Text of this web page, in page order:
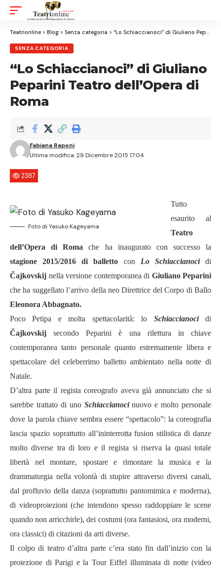
Resizer
Teatrionline > Blog > Senza categoria > “Lo Schiaccianoci” di Giuliano Peparini Teatro dell’Opera di Roma
SENZA CATEGORIA
“Lo Schiaccianoci” di Giuliano
Peparini Teatro dell’Opera di
Roma
Ultima modifica: 29 Dicembre 2015 17:04
Fabiana Raponi
2387
Foto di Yasuko Kageyama
Tutto
esaurito al
Teatro
dell’Opera di Roma che ha inaugurato con successo la
stagione 2015/2016 di balletto con Lo Schiaccianocidi
Čajkovskij nella versione contemporanea di Giuliano Peparini
che ha suggellato l’arrivo della neo Direttrice del Corpo di Ballo
Eleonora Abbagnato.
Poco Petipa e molta spettacolarità: lo Schiaccianocidi
Čajkovskij secondo Peparini è una rilettura in chiave
contemporanea tanto personale quanto estremamente libera e
spettacolare del celeberrimo balletto ambientato nella notte di
Natale.
D’altra parte il regista coreografo aveva già annunciato che si
sarebbe trattato di unoSchiaccianocinuovo e molto personale
dove la parola chiave sembra essere “spettacolo”: la coreografia
lascia spazio soprattutto all’ininterrotta fusion stilistica di danze
molto diverse tra di loro e il regista si riserva la quasi totale
libertà nel montare, spostare e rimontare la musica e la
drammaturgia nella volontà di stupire attraverso diversi canali,
dal profluvio della danza (soprattutto pantomimica e moderna),
di videoproiezioni (che intendono spesso raddoppiare le scene
quando non arricchirle), dei costumi (ora fantasiosi, ora moderni,
ora classici) di citazioni da arti diverse.
Il colpo di teatro d’altra parte c’era stato fin dall’inizio con la
proiezione di Parigi e la Tour Eiffel illuminata di notte (video